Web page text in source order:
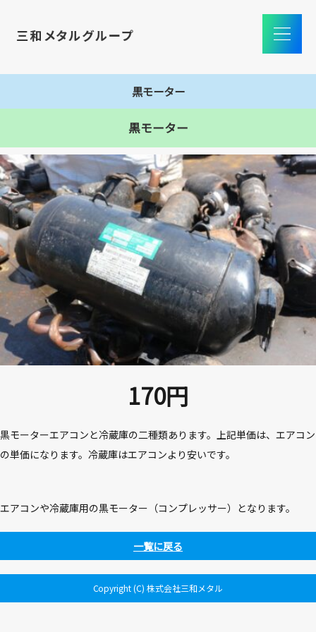
黒モーター
黒モーター
170円
黒モーターエアコンと冷蔵庫の二種類あります。上記単価は、エアコン
の単価になります。冷蔵庫はエアコンより安いです。
エアコンや冷蔵庫用の黒モーター（コンプレッサー）となります。
一覧に戻る
Copyright (C) 株式会社三和メタル